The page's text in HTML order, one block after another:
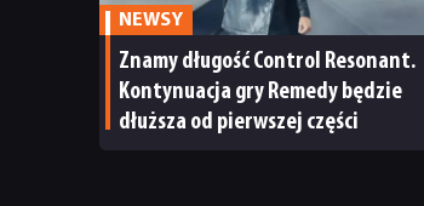
NEWSY
Znamy długość Control Resonant.
Kontynuacja gry Remedy będzie
dłuższa od pierwszej części